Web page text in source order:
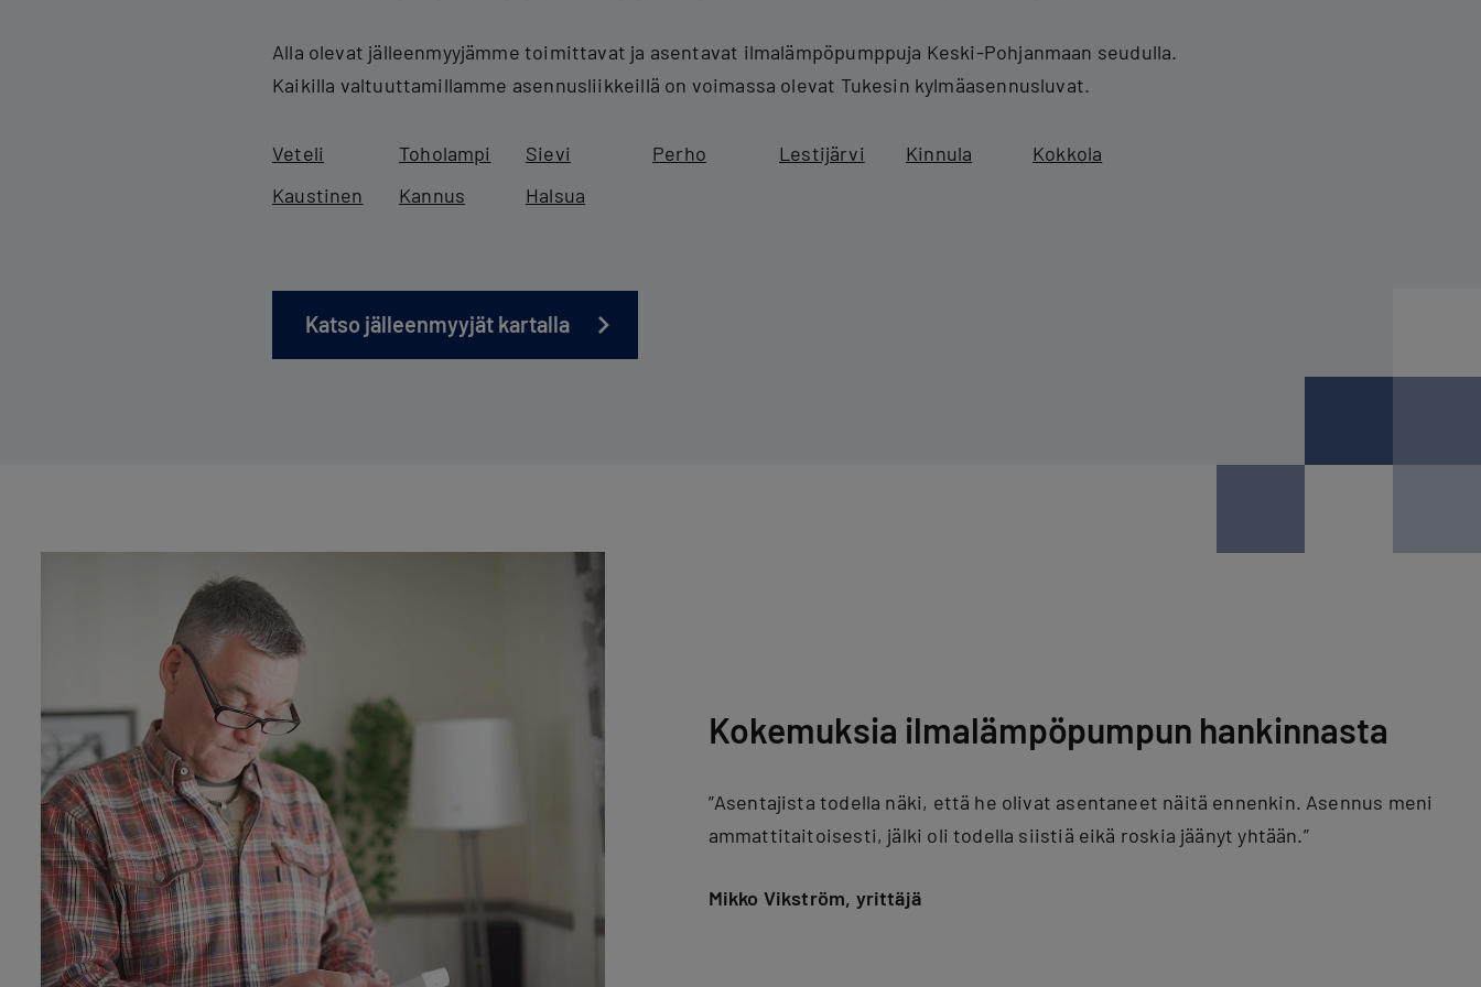
Alla olevat jälleenmyyjämme toimittavat ja asentavat ilmalämpöpumppuja Keski-Pohjanmaan seudulla.
Kaikilla valtuuttamillamme asennusliikkeillä on voimassa olevat Tukesin kylmäasennusluvat.
Veteli Toholampi Sievi Perho Lestijärvi Kinnula
Kokkola
Kaustinen
Kannus Halsua
Katso jälleenmyyjät kartalla
Kokemuksia ilmalämpöpumpun hankinnasta
”Asentajista todella näki, että he olivat asentaneet näitä ennenkin. Asennus meni
ammattitaitoisesti, jälki oli todella siistiä eikä roskia jäänyt yhtään.”
Mikko Vikström, yrittäjä